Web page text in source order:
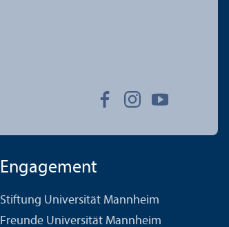
Engagement
Stiftung Universität Mannheim
Freunde Universität Mannheim